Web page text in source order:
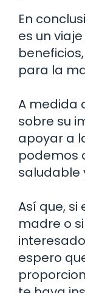
En
es un
para la
A medida
sobre su
apoyar a
podemos
saludable
Así que,
madre o
espero